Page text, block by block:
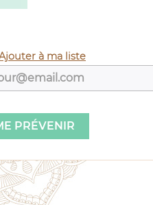
à ma liste
PRÉVENIR